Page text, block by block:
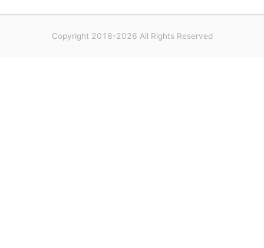
Copyright 2018-2026 All Rights Reserved